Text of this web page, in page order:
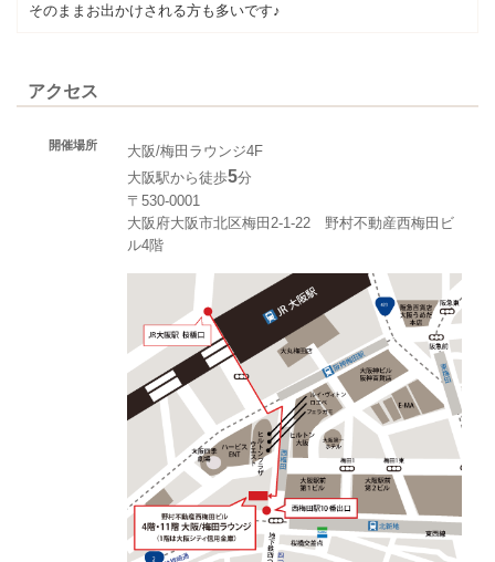
そのままお出かけされる方も多いです♪
アクセス
開催場所
大阪/梅田ラウンジ4F
大阪駅から徒歩5分
〒530-0001
大阪府大阪市北区梅田2-1-22 野村不動産西梅田ビ
ル4階